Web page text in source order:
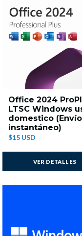
Office 2024
LTSC Windows
domestico (Envío
instantáneo)
$15 USD
VER DETALLES